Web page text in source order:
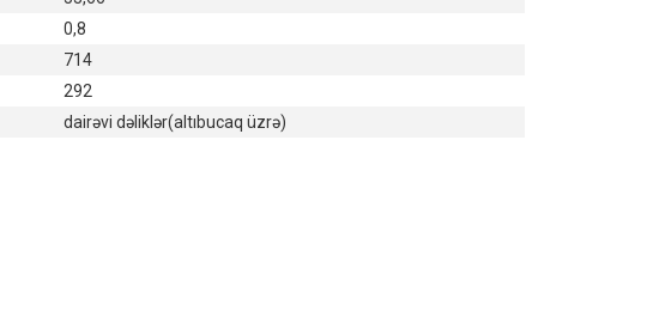
0,8
714
292
dairəvi dəliklər(altıbucaq üzrə)